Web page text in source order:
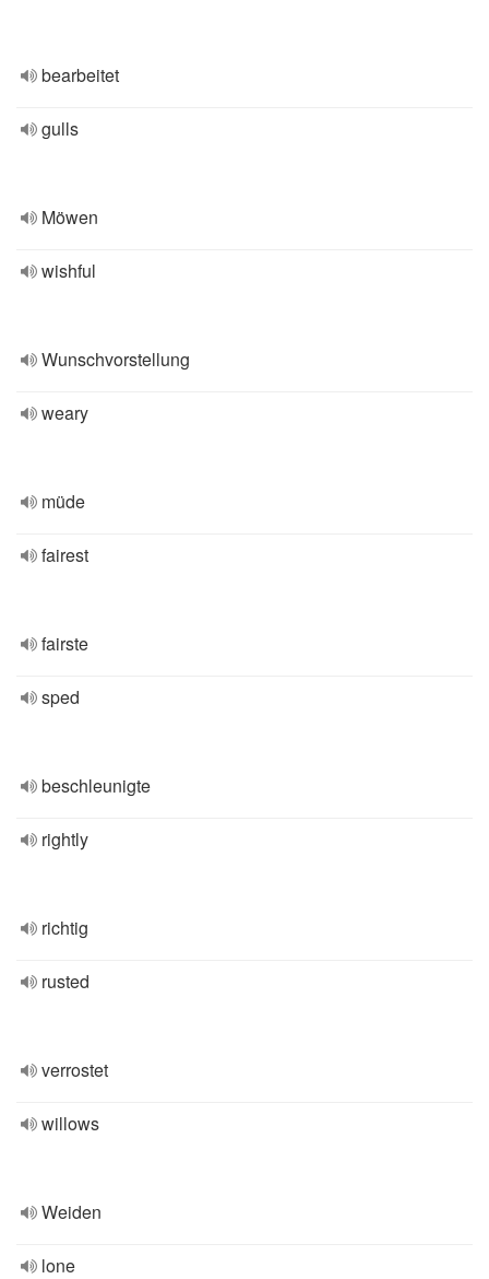
bearbeitet
gulls
Möwen
wishful
Wunschvorstellung
weary
müde
fairest
fairste
sped
beschleunigte
rightly
richtig
rusted
verrostet
willows
Weiden
lone